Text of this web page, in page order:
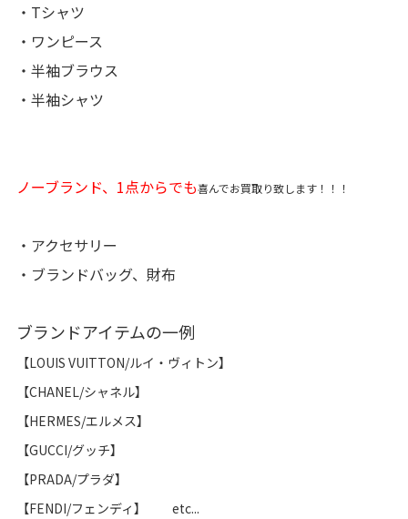
・Tシャツ
・ワンピース
・半袖ブラウス
・半袖シャツ
ノーブランド、1点からでも喜んでお買取り致します！！！
・アクセサリー
・ブランドバッグ、財布
ブランドアイテムの一例
【LOUIS VUITTON/ルイ・ヴィトン】
【CHANEL/シャネル】
【HERMES/エルメス】
【GUCCI/グッチ】
【PRADA/プラダ】
【FENDI/フェンディ】 etc...